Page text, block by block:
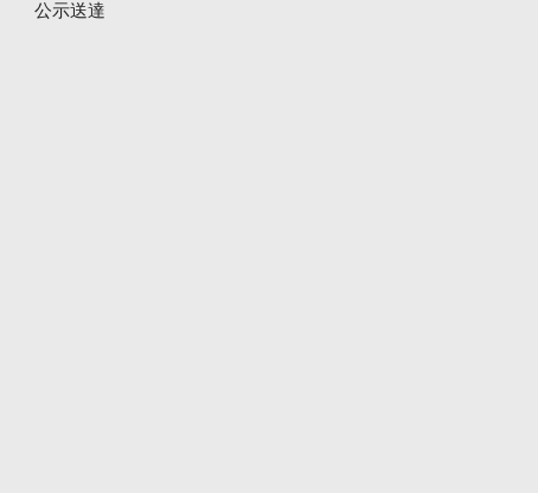
公示送達